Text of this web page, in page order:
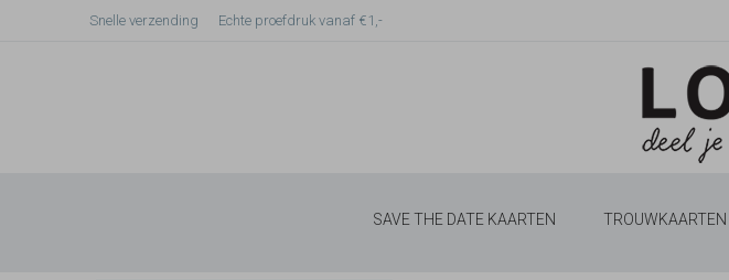
Snelle verzending Echte proefdruk vanaf €1,-
SAVE THE DATE KAARTEN TROUWKAARTEN